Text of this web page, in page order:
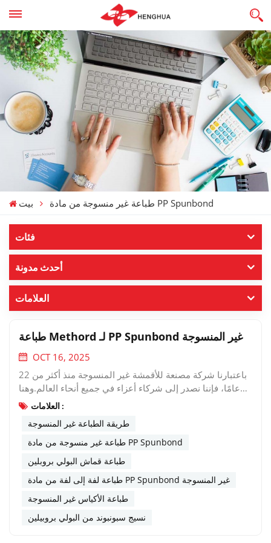
بيت طباعة غير منسوجة من مادة PP Spunbond
فئات
أحدث مدونة
العلامات
طباعة Methord لـ PP Spunbond غير المنسوجة
OCT 16, 2025
باعتبارنا شركة مصنعة للأقمشة غير المنسوجة منذ أكثر من 22
عامًا، فإننا نصدر إلى شركاء أعزاء في جميع أنحاء العالم.وهنا
يأتي السؤال: ما الذي سيتعامل معه العميل مع هذه الأقمشة؟ما
الشاشةطباعة الشاشة، العملية تسمى أيضًا طباعة الشاشة
الحريرية لأن الحرير كان يستخدم في هذه العملية.إنها طريقة
بطرق الطباعة الأخرى. في الحياة الروتينية هناك صندوق من
الورق المقوى، والذي يستخدم في الغالب طباعة الشاشة.
التعريف: الطباعة الحريرية هي استخدام الشاشة الحريرية
كقاعدة للوحة، ومن خلال طريقة تصنيع اللوحة الحساسة
للضوء، يتم تحويلها إلى لوحة طباعة حريرية تحتوي على صور
العلامات :
طريقة الطباعة غير المنسوجة
طباعة غير منسوجة من مادة PP Spunbond
طباعة قماش البولي بروبلين
طباعة لفة إلى لفة من مادة PP Spunbond غير المنسوجة
طباعة الأكياس غير المنسوجة
نسيج سبونبوند من البولي بروبيلين